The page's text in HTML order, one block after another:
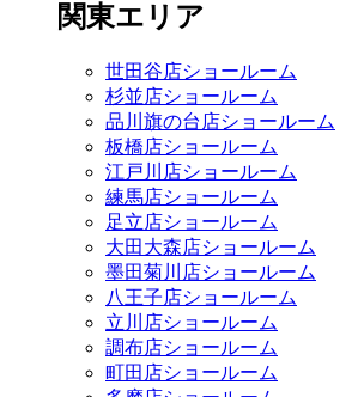
関東エリア
世田谷店ショールーム
杉並店ショールーム
品川旗の台店ショールーム
板橋店ショールーム
江戸川店ショールーム
練馬店ショールーム
足立店ショールーム
大田大森店ショールーム
墨田菊川店ショールーム
八王子店ショールーム
立川店ショールーム
調布店ショールーム
町田店ショールーム